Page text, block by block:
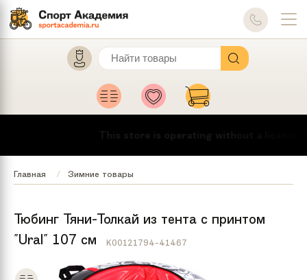
This store is operating without a license.
Главная Зимние товары
Тюбинг Тяни-Толкай из тента с принтом
"Ural" 107 см
K00121794-41467